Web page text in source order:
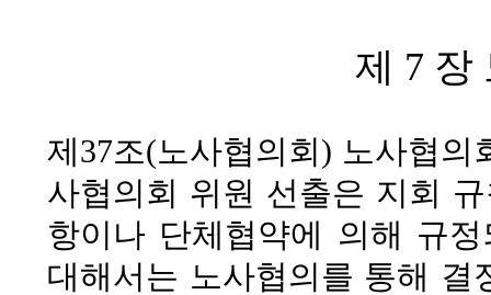
제 7 장
제37조(노사협의회) 노사협의
사협의회 위원 선출은 지회
항이나 단체협약에 의해 규
대해서는 노사협의를 통해 결